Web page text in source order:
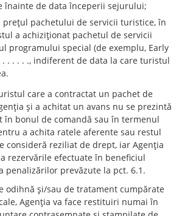
înainte de data începerii sejurului;
preţul pachetului de servicii turistice, în
a achiziţionat pachetul de servicii
programului special (de exemplu, Early
. . . . . ., indiferent de data la care turistul
care a contractat un pachet de
şi a achitat un avans nu se prezintă
în bonul de comandă sau în termenul
a achita ratele aferente sau restul
consideră reziliat de drept, iar Agenţia
rezervările efectuate în beneficiul
prevăzute la pct. 6.1.
odihnă şi/sau de tratament cumpărate
Agenţia va face restituiri numai în